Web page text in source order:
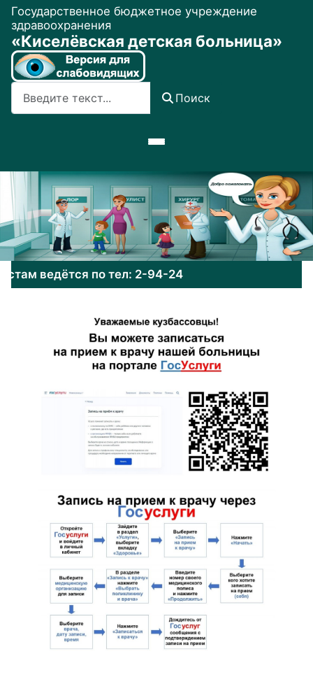
Государственное бюджетное учреждение
здравоохранения
«Киселёвская детская больница»
Поиск
Поиск
ведётся по тел: 2-94-24